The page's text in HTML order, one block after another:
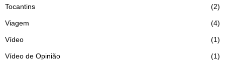
Tocantins 2
Viagem 4
Vídeo 1
Vídeo de Opinião 1